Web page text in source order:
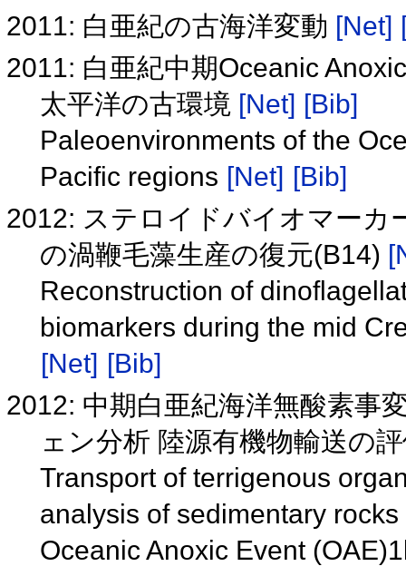
2011: 白亜紀の古海洋変動 [Net]
2011: 白亜紀中期Oceanic
太平洋の古環境 [Net] [Bib]
Paleoenvironments of the
Pacific regions [Net] [Bib]
2012: ステロイドバイオマーカ
の渦鞭毛藻生産の復元(B14)
Reconstruction of
biomarkers during the mid
[Net] [Bib]
2012: 中期白亜紀海洋無酸素事
ェン分析 陸源有機物輸送の
Transport of terrigenous
analysis of sedimentary
Oceanic Anoxic Event